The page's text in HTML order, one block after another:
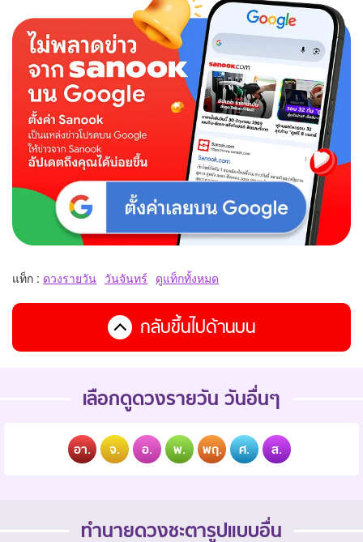
แท็ก : ดวงรายวัน วันจันทร์ ดูแท็กทั้งหมด
กลับขึ้นไปด้านบน
เลือกดูดวงรายวัน วันอื่นๆ
อา. จ. อ. พ. พฤ. ศ. ส.
ทำนายดวงชะตารูปแบบอื่น